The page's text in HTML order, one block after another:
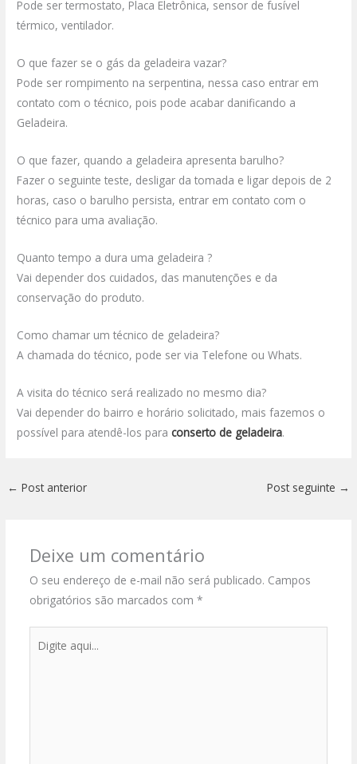
Pode ser termostato, Placa Eletrônica, sensor de fusível
térmico, ventilador.
O que fazer se o gás da geladeira vazar?
Pode ser rompimento na serpentina, nessa caso entrar em
contato com o técnico, pois pode acabar danificando a
Geladeira.
O que fazer, quando a geladeira apresenta barulho?
Fazer o seguinte teste, desligar da tomada e ligar depois de 2
horas, caso o barulho persista, entrar em contato com o
técnico para uma avaliação.
Quanto tempo a dura uma geladeira ?
Vai depender dos cuidados, das manutenções e da
conservação do produto.
Como chamar um técnico de geladeira?
A chamada do técnico, pode ser via Telefone ou Whats.
A visita do técnico será realizado no mesmo dia?
Vai depender do bairro e horário solicitado, mais fazemos o
possível para atendê-los paraconserto de geladeira.
← Post anterior Post seguinte →
Deixe um comentário
O seu endereço de e-mail não será publicado. Campos
obrigatórios são marcados com *
aqui...